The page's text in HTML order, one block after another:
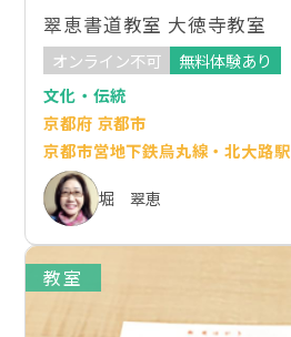
翠恵書道教室 大徳寺教室
オンライン不可
無料体験あり
文化・伝統
京都府 京都市
京都市営地下鉄烏丸線・北大路駅
堀 翠恵
教室